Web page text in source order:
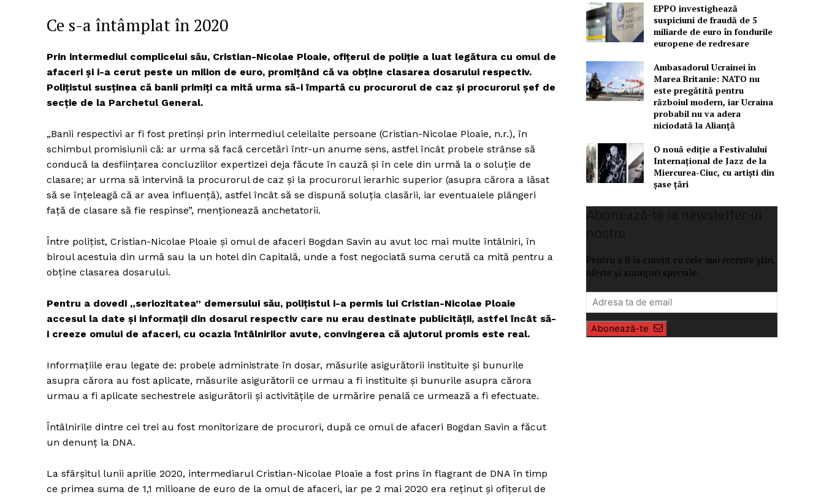
FREEDOM HOUSE
Ce s-a întâmplat în 2020
Prin intermediul complicelui său, Cristian-Nicolae Ploaie, ofiţerul de poliţie a luat legătura cu omul de
afaceri şi i-a cerut peste un milion de euro, promiţând că va obţine clasarea dosarului respectiv.
Poliţistul susţinea că banii primiţi ca mită urma să-i împartă cu procurorul de caz şi procurorul şef de
secţie de la Parchetul General.
„Banii respectivi ar fi fost pretinşi prin intermediul celeilalte persoane (Cristian-Nicolae Ploaie, n.r.), în
schimbul promisiunii că: ar urma să facă cercetări într-un anume sens, astfel încât probele strânse să
conducă la desfiinţarea concluziilor expertizei deja făcute în cauză şi în cele din urmă la o soluţie de
clasare; ar urma să intervină la procurorul de caz şi la procurorul ierarhic superior (asupra cărora a lăsat
să se înţeleagă că ar avea influenţă), astfel încât să se dispună soluţia clasării, iar eventualele plângeri
faţă de clasare să fie respinse”, menţionează anchetatorii.
Între poliţist, Cristian-Nicolae Ploaie şi omul de afaceri Bogdan Savin au avut loc mai multe întâlniri, în
biroul acestuia din urmă sau la un hotel din Capitală, unde a fost negociată suma cerută ca mită pentru a
obţine clasarea dosarului.
Pentru a dovedi „seriozitatea” demersului său, poliţistul i-a permis lui Cristian-Nicolae Ploaie
accesul la date şi informaţii din dosarul respectiv care nu erau destinate publicităţii, astfel încât să-
i creeze omului de afaceri, cu ocazia întâlnirilor avute, convingerea că ajutorul promis este real.
Informaţiile erau legate de: probele administrate în dosar, măsurile asigurătorii instituite şi bunurile
asupra cărora au fost aplicate, măsurile asigurătorii ce urmau a fi instituite şi bunurile asupra cărora
urmau a fi aplicate sechestrele asigurătorii şi activităţile de urmărire penală ce urmează a fi efectuate.
Întâlnirile dintre cei trei au fost monitorizare de procurori, după ce omul de afaceri Bogdan Savin a făcut
un denunţ la DNA.
La sfârşitul lunii aprilie 2020, intermediarul Cristian-Nicolae Ploaie a fost prins în flagrant de DNA în timp
ce primea suma de 1,1 milioane de euro de la omul de afaceri, iar pe 2 mai 2020 era reţinut şi ofiţerul de
EPPO investighează
suspiciuni de fraudă de 5
miliarde de euro în fondurile
europene de redresare
Ambasadorul Ucrainei în
Marea Britanie: NATO nu
este pregătită pentru
războiul modern, iar Ucraina
probabil nu va adera
niciodată la Alianță
O nouă ediţie a Festivalului
Internaţional de Jazz de la
Miercurea-Ciuc, cu artişti din
şase ţări
Pentru a fi la curent cu cele mai recente știri,
oferte și anunțuri speciale.
Abonează-te